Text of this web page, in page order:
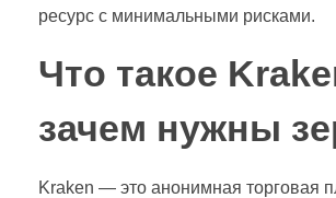
ресурс с минимальными рисками.
Что такое
зачем нужны
Kraken — это анонимная торговая